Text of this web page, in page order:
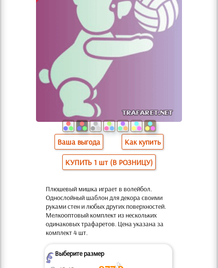
Ваша выгода Как купить
КУПИТЬ 1 шт (В РОЗНИЦУ)
Плюшевый мишка играет в волейбол.
Однослойный шаблон для декора своими
руками стен и любых других поверхностей.
Мелкооптовый комплект из нескольких
одинаковых трафаретов. Цена указана за
комплект 4 шт.
ZВыберите размер